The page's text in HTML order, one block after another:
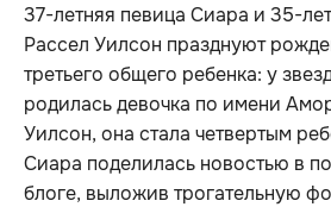
37-летняя певица Сиара и 35-
Рассел Уилсон празднуют
третьего общего ребенка: у
родилась девочка по имени
Уилсон, она стала четвертым
Сиара поделилась новостью в
блоге, выложив трогательную